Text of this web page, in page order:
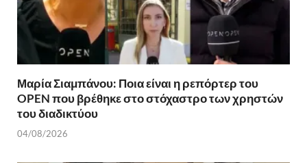
Μαρία Σιαμπάνου: Ποια είναι η ρεπόρτερ του
OPEN που βρέθηκε στο στόχαστρο των χρηστών
του διαδικτύου
04/08/2026